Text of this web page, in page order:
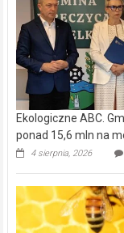
Ekologiczne ABC.
ponad 15,6 mln na
4 sierpnia, 2026